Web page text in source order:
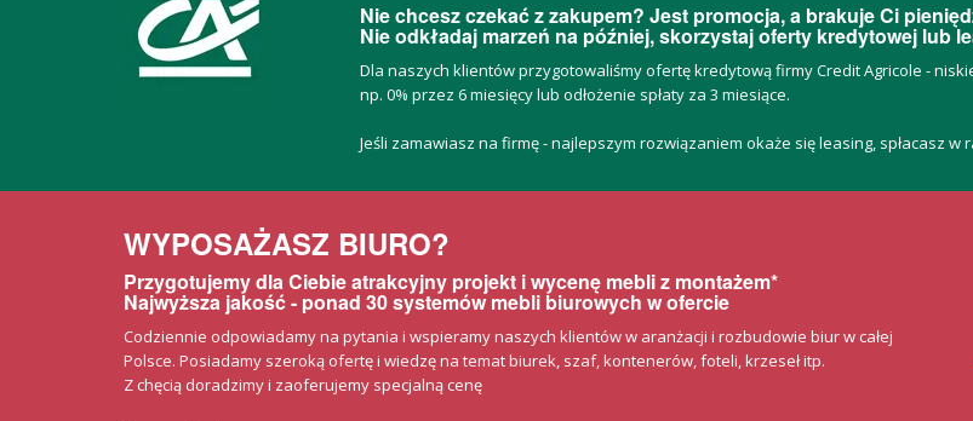
Nie chcesz czekać z zakupem? Jest promocja, a brakuje Ci
Nie odkładaj marzeń na później, skorzystaj oferty kredytowej lub
Dla naszych klientów przygotowaliśmy ofertę kredytową firmy Credit Agricole -
np. 0% przez 6 miesięcy lub odłożenie spłaty za 3 miesiące.
Jeśli zamawiasz na firmę - najlepszym rozwiązaniem okaże się leasing, spłacasz w
WYPOSAŻASZ BIURO?
Przygotujemy dla Ciebie atrakcyjny projekt i wycenę mebli z montażem*
Najwyższa jakość - ponad 30 systemów mebli biurowych w ofercie
Codziennie odpowiadamy na pytania i wspieramy naszych klientów w aranżacji i rozbudowie biur w całej
Polsce. Posiadamy szeroką ofertę i wiedzę na temat biurek, szaf, kontenerów, foteli, krzeseł itp.
Z chęcią doradzimy i zaoferujemy specjalną cenę